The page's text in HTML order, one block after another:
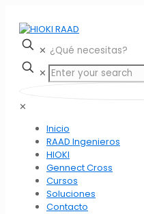
✕
✕
✕
Inicio
RAAD Ingenieros
HIOKI
Gennect Cross
Cursos
Soluciones
Contacto